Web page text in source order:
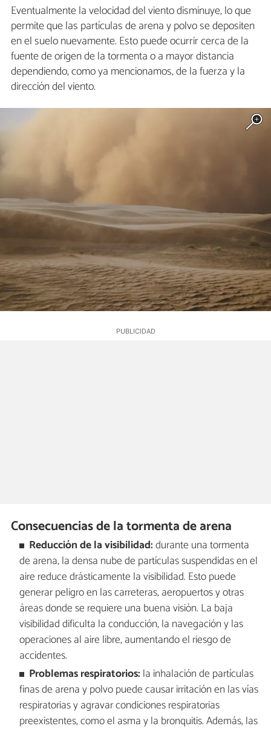
Eventualmente la velocidad del viento disminuye, lo que
permite que las partículas de arena y polvo se depositen
en el suelo nuevamente. Esto puede ocurrir cerca de la
fuente de origen de la tormenta o a mayor distancia
dependiendo, como ya mencionamos, de la fuerza y la
dirección del viento.
Consecuencias de la tormenta de arena
Reducción de la visibilidad:durante una tormenta
de arena, la densa nube de partículas suspendidas en el
aire reduce drásticamente la visibilidad. Esto puede
generar peligro en las carreteras, aeropuertos y otras
áreas donde se requiere una buena visión. La baja
visibilidad dificulta la conducción, la navegación y las
operaciones al aire libre, aumentando el riesgo de
accidentes.
Problemas respiratorios: la inhalación de partículas
finas de arena y polvo puede causar irritación en las vías
respiratorias y agravar condiciones respiratorias
preexistentes, como el asma y la bronquitis. Además, las